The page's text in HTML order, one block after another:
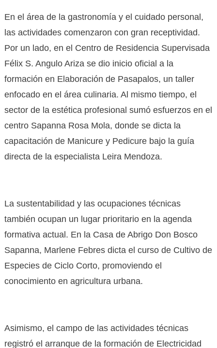
En el área de la gastronomía y el cuidado personal,
las actividades comenzaron con gran receptividad.
Por un lado, en el Centro de Residencia Supervisada
Félix S. Angulo Ariza se dio inicio oficial a la
formación en Elaboración de Pasapalos, un taller
enfocado en el área culinaria. Al mismo tiempo, el
sector de la estética profesional sumó esfuerzos en el
centro Sapanna Rosa Mola, donde se dicta la
capacitación de Manicure y Pedicure bajo la guía
directa de la especialista Leira Mendoza.
La sustentabilidad y las ocupaciones técnicas
también ocupan un lugar prioritario en la agenda
formativa actual. En la Casa de Abrigo Don Bosco
Sapanna, Marlene Febres dicta el curso de Cultivo de
Especies de Ciclo Corto, promoviendo el
conocimiento en agricultura urbana.
Asimismo, el campo de las actividades técnicas
registró el arranque de la formación de Electricidad